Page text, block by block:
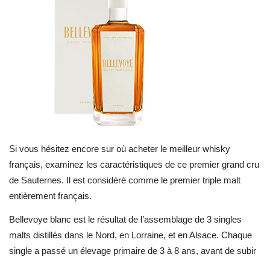
Si vous hésitez encore sur où acheter le meilleur whisky
français, examinez les caractéristiques de ce premier grand cru
de Sauternes. Il est considéré comme le premier triple malt
entièrement français.
Bellevoye blanc est le résultat de l’assemblage de 3 singles
malts distillés dans le Nord, en Lorraine, et en Alsace. Chaque
single a passé un élevage primaire de 3 à 8 ans, avant de subir